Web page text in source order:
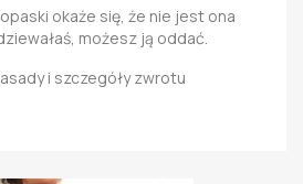
okaże się, że nie jest ona
możesz ją oddać.
i szczegóły zwrotu